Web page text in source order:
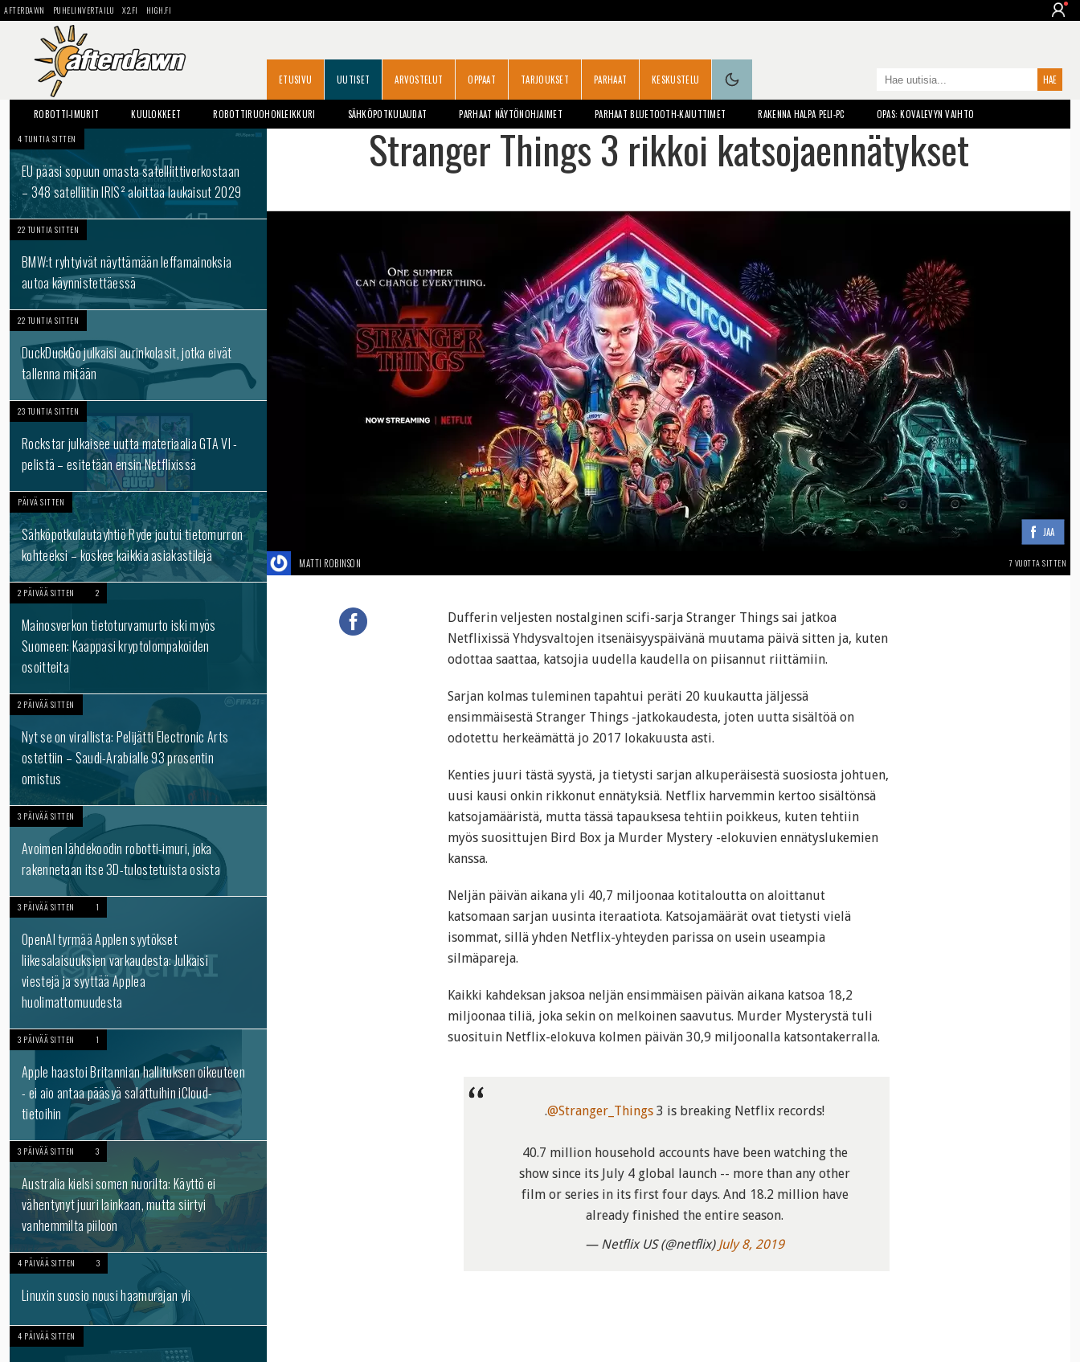
AFTERDAWN PUHELINVERTAILU X2.FI HIGH.FI
ETUSIVU UUTISET ARVOSTELUT OPPAAT TARJOUKSET PARHAAT KESKUSTELU
ROBOTTI-IMURIT KUULOKKEET ROBOTTIRUOHONLEIKKURI SÄHKÖPOTKULAUDAT PARHAAT NÄYTÖNOHJAIMET PARHAAT BLUETOOTH-KAIUTTIMET RAKENNA HALPA PELI-PC OPAS: KOVALEVYN VAIHTO
4 TUNTIA SITTEN
EU pääsi sopuun omasta satelliittiverkostaan
– 348 satelliitin IRIS² aloittaa laukaisut 2029
22 TUNTIA SITTEN
BMW:t ryhtyivät näyttämään leffamainoksia
autoa käynnistettäessä
22 TUNTIA SITTEN
DuckDuckGo julkaisi aurinkolasit, jotka eivät
tallenna mitään
23 TUNTIA SITTEN
Rockstar julkaisee uutta materiaalia GTA VI -
pelistä – esitetään ensin Netflixissä
PÄIVÄ SITTEN
Sähköpotkulautayhtiö Ryde joutui tietomurron
kohteeksi – koskee kaikkia asiakastilejä
2 PÄIVÄÄ SITTEN 2
Mainosverkon tietoturvamurto iski myös
Suomeen: Kaappasi kryptolompakoiden
osoitteita
2 PÄIVÄÄ SITTEN
Nyt se on virallista: Pelijätti Electronic Arts
ostettiin – Saudi-Arabialle 93 prosentin
omistus
3 PÄIVÄÄ SITTEN
Avoimen lähdekoodin robotti-imuri, joka
rakennetaan itse 3D-tulostetuista osista
3 PÄIVÄÄ SITTEN 1
OpenAI tyrmää Applen syytökset
liikesalaisuuksien varkaudesta: Julkaisi
viestejä ja syyttää Applea
huolimattomuudesta
3 PÄIVÄÄ SITTEN 1
Apple haastoi Britannian hallituksen oikeuteen
- ei aio antaa pääsyä salattuihin iCloud-
tietoihin
3 PÄIVÄÄ SITTEN 3
Australia kielsi somen nuorilta: Käyttö ei
vähentynyt juuri lainkaan, mutta siirtyi
vanhemmilta piiloon
4 PÄIVÄÄ SITTEN 3
Linuxin suosio nousi haamurajan yli
4 PÄIVÄÄ SITTEN
Stranger Things 3 rikkoi katsojaennätykset
JAA
MATTI ROBINSON 7 VUOTTA SITTEN
Dufferin veljesten nostalginen scifi-sarja Stranger Things sai jatkoa
Netflixissä Yhdysvaltojen itsenäisyyspäivänä muutama päivä sitten ja, kuten
odottaa saattaa, katsojia uudella kaudella on piisannut riittämiin.
Sarjan kolmas tuleminen tapahtui peräti 20 kuukautta jäljessä
ensimmäisestä Stranger Things -jatkokaudesta, joten uutta sisältöä on
odotettu herkeämättä jo 2017 lokakuusta asti.
Kenties juuri tästä syystä, ja tietysti sarjan alkuperäisestä suosiosta johtuen,
uusi kausi onkin rikkonut ennätyksiä. Netflix harvemmin kertoo sisältönsä
katsojamääristä, mutta tässä tapauksesa tehtiin poikkeus, kuten tehtiin
myös suosittujen Bird Box ja Murder Mystery -elokuvien ennätyslukemien
kanssa.
Neljän päivän aikana yli 40,7 miljoonaa kotitaloutta on aloittanut
katsomaan sarjan uusinta iteraatiota. Katsojamäärät ovat tietysti vielä
isommat, sillä yhden Netflix-yhteyden parissa on usein useampia
silmäpareja.
Kaikki kahdeksan jaksoa neljän ensimmäisen päivän aikana katsoa 18,2
miljoonaa tiliä, joka sekin on melkoinen saavutus. Murder Mysterystä tuli
suosituin Netflix-elokuva kolmen päivän 30,9 miljoonalla katsontakerralla.
.@Stranger_Things 3 is breaking Netflix records!
40.7 million household accounts have been watching the
show since its July 4 global launch -- more than any other
film or series in its first four days. And 18.2 million have
already finished the entire season.
— Netflix US (@netflix) July 8, 2019